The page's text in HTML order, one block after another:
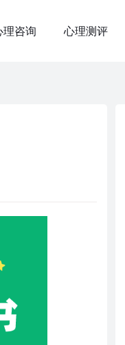
理咨询 心理测评